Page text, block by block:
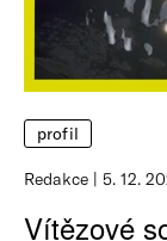
profil
Redakce 5. 12.
Vítězové